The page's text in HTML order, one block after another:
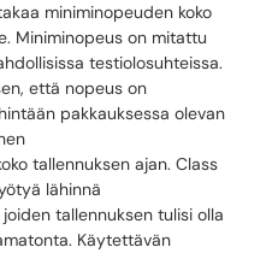
miniminopeuden koko
Miniminopeus on mitattu
testiolosuhteissa.
että nopeus on
pakkauksessa olevan
tallennuksen ajan. Class
lähinnä
tallennuksen tulisi olla
Käytettävän